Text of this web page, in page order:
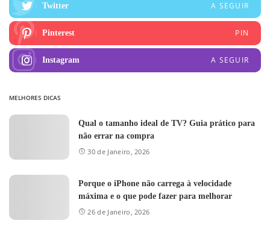
Twitter A SEGUIR
Pinterest PIN
Instagram A SEGUIR
MELHORES DICAS
Qual o tamanho ideal de TV? Guia prático para
não errar na compra
30 de Janeiro, 2026
Porque o iPhone não carrega à velocidade
máxima e o que pode fazer para melhorar
26 de Janeiro, 2026